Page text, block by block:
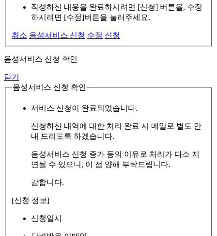
작성하신 내용을 완료하시려면 [신청] 버튼을, 수정
하시려면 [수정]버튼을 눌러주세요.
취소 음성서비스 신청 수정 신청
음성서비스 신청 확인
닫기
음성서비스 신청 확인
서비스 신청이 완료되었습니다.
신청하신 내역에 대한 처리 완료 시 메일로 별도 안
내 드리도록 하겠습니다.
음성서비스 신청 증가 등의 이유로 처리가 다소 지
연될 수 있으니, 이 점 양해 부탁드립니다.
감합니다.
[신청 정보]
신청일시